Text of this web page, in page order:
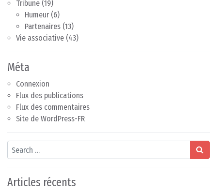
Tribune (19)
Humeur (6)
Partenaires (13)
Vie associative (43)
Méta
Connexion
Flux des publications
Flux des commentaires
Site de WordPress-FR
Search
Articles récents